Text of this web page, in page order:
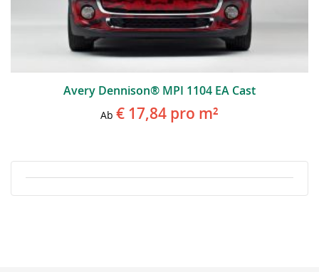
Avery Dennison® MPI 1104 EA Cast
Ab € 17,84 pro m²